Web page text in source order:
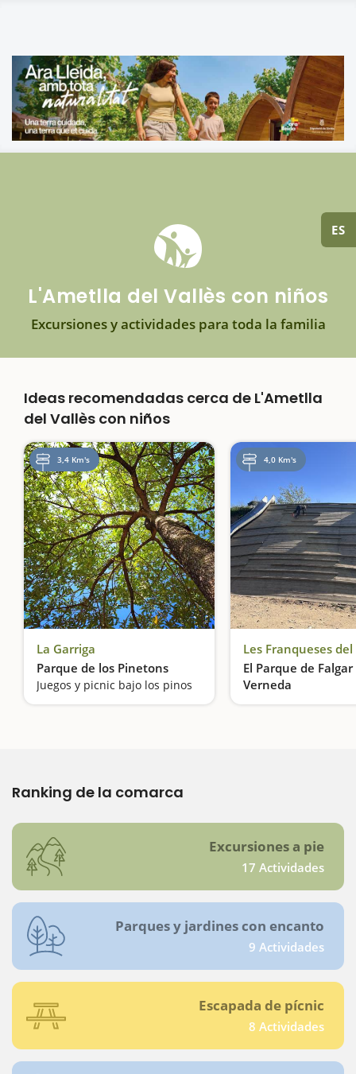
ES
L'Ametlla del Vallès con niños
Excursiones y actividades para toda la familia
Ideas recomendadas cerca de L'Ametlla
del Vallès con niños
3,4 Km's
La Garriga
Parque de los Pinetons
Juegos y picnic bajo los pinos
4,0 Km's
Les Franqueses del
El Parque de
Verneda
Un parque con tres
Ranking de la comarca
Excursiones a pie
17 Actividades
Parques y jardines con encanto
9 Actividades
Escapada de pícnic
8 Actividades